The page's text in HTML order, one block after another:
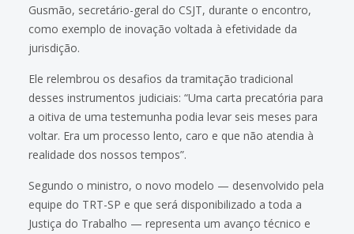
Gusmão, secretário-geral do CSJT, durante o encontro,
como exemplo de inovação voltada à efetividade da
jurisdição.
Ele relembrou os desafios da tramitação tradicional
desses instrumentos judiciais: “Uma carta precatória para
a oitiva de uma testemunha podia levar seis meses para
voltar. Era um processo lento, caro e que não atendia à
realidade dos nossos tempos”.
Segundo o ministro, o novo modelo — desenvolvido pela
equipe do TRT-SP e que será disponibilizado a toda a
Justiça do Trabalho — representa um avanço técnico e